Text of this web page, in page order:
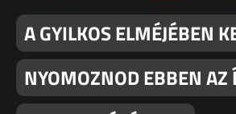
A GYILKOS ELMÉJÉBEN
NYOMOZNOD EBBEN AZ